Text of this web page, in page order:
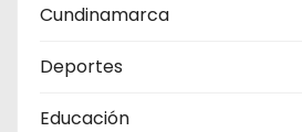
Cundinamarca
Deportes
Educación